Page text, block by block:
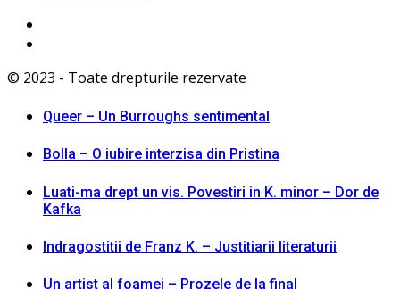
© 2023 - Toate drepturile rezervate
Queer – Un Burroughs sentimental
Bolla – O iubire interzisa din Pristina
Luati-ma drept un vis. Povestiri in K. minor – Dor de
Kafka
Indragostitii de Franz K. – Justitiarii literaturii
Un artist al foamei – Prozele de la final